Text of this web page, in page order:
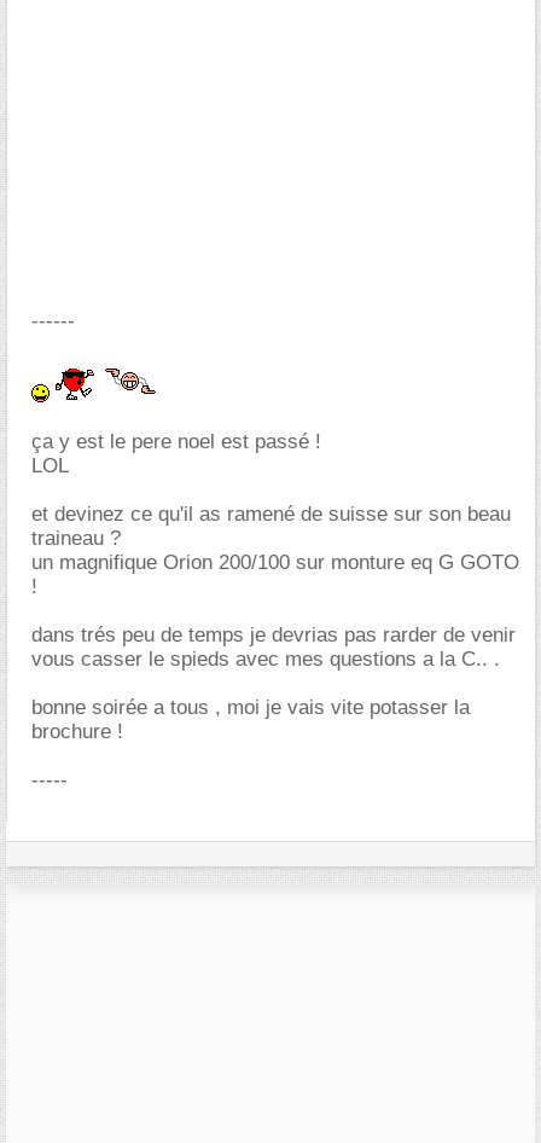
------
ça y est le pere noel est passé !
LOL
et devinez ce qu'il as ramené de suisse sur son beau
traineau ?
un magnifique Orion 200/100 sur monture eq G GOTO
!
dans trés peu de temps je devrias pas rarder de venir
vous casser le spieds avec mes questions a la C.. .
bonne soirée a tous , moi je vais vite potasser la
brochure !
-----